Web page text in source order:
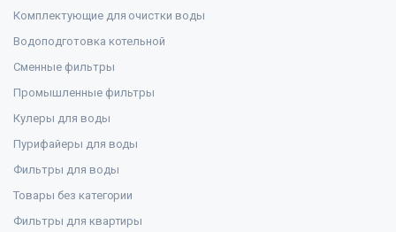
Комплектующие для очистки воды
Водоподготовка котельной
Сменные фильтры
Промышленные фильтры
Кулеры для воды
Пурифайеры для воды
Фильтры для воды
Товары без категории
Фильтры для квартиры